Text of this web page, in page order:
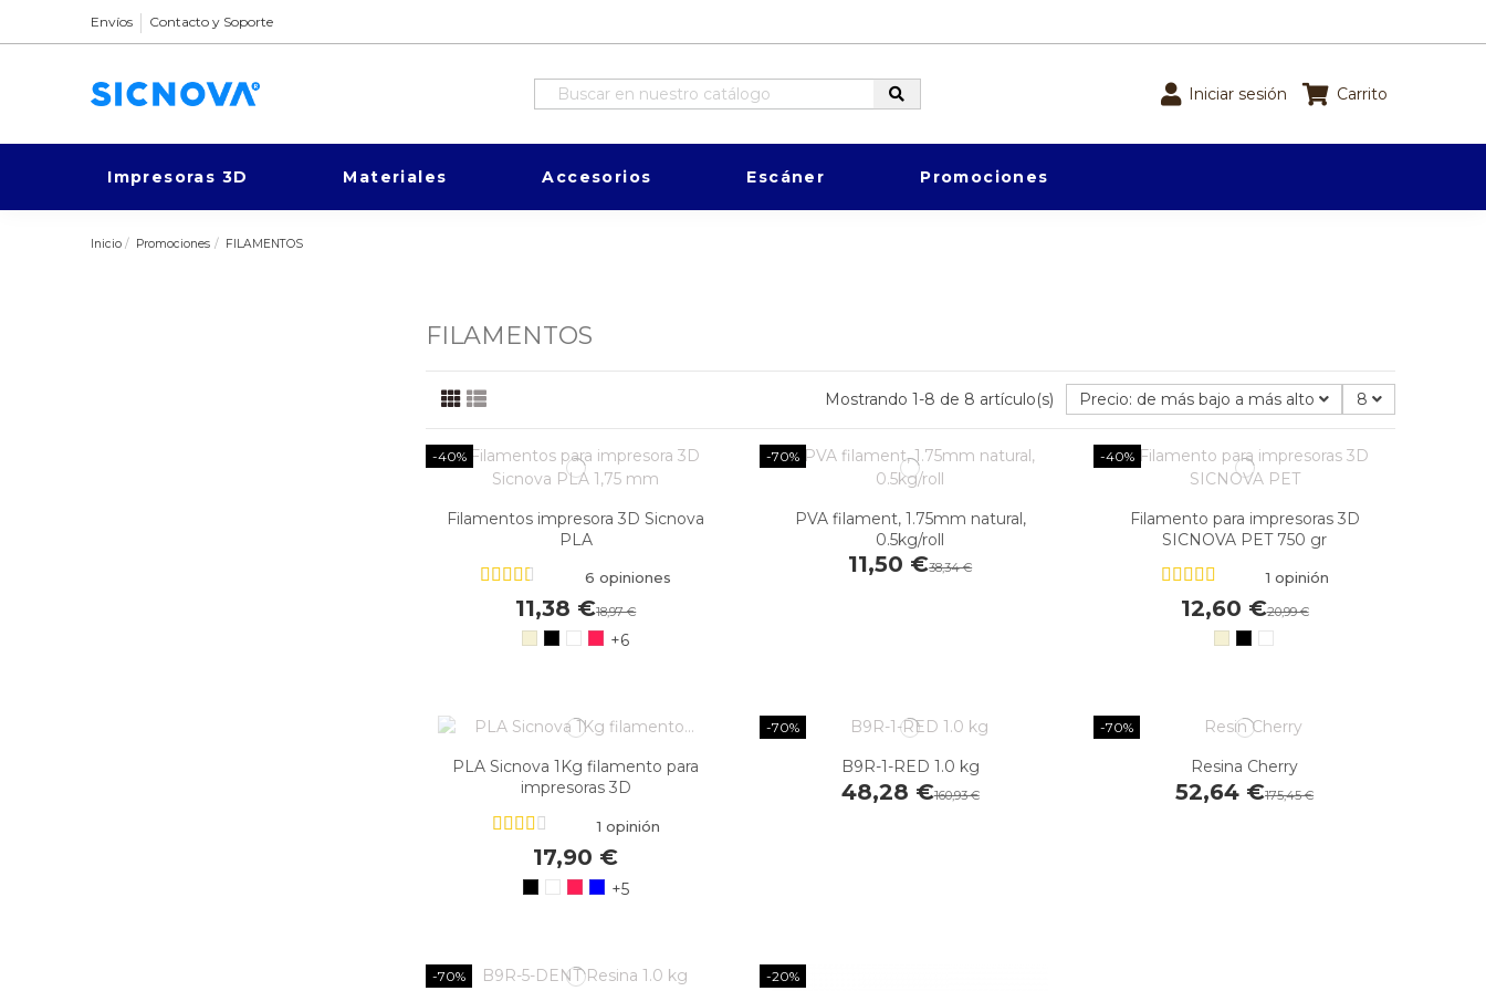
Envíos Contacto y Soporte
Iniciar sesión Carrito
Impresoras 3D Materiales Accesorios Escáner Promociones
Inicio Promociones FILAMENTOS
FILAMENTOS
Mostrando 1-8 de 8 artículo(s) Precio: de más bajo a más alto 8
-40%
Filamentos impresora 3D Sicnova
PLA
6 opiniones
11,38 €18,97 €
+6
-70%
PVA filament, 1.75mm natural,
0.5kg/roll
11,50 €38,34 €
-40%
Filamento para impresoras 3D
SICNOVA PET 750 gr
1 opinión
12,60 €20,99 €
PLA Sicnova 1Kg filamento para
impresoras 3D
1 opinión
17,90 €
+5
-70%
B9R-1-RED 1.0 kg
48,28 €160,93 €
-70%
Resina Cherry
52,64 €175,45 €
-70% -20%